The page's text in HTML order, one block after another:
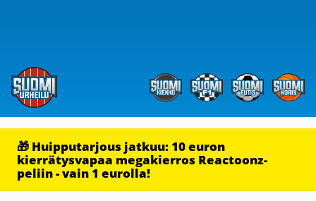
🎁 Huipputarjous jatkuu: 10 euron
kierrätysvapaa megakierros Reactoonz-
peliin - vain 1 eurolla!